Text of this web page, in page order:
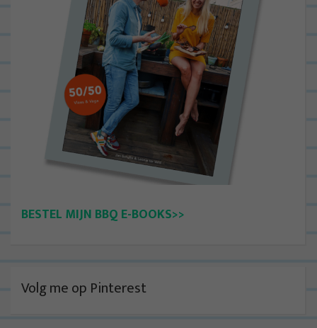
BESTEL MIJN BBQ E-BOOKS>>
Volg me op Pinterest